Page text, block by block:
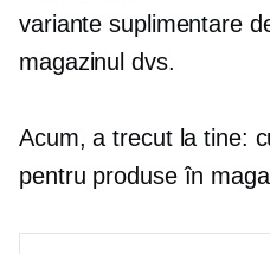
variante suplimentare
magazinul dvs.
Acum, a trecut la tine:
pentru produse în